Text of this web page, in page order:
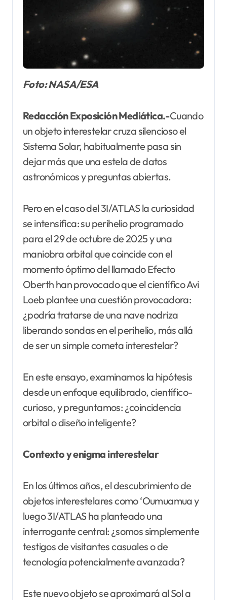
Foto: NASA/ESA
Redacción Exposición Mediática.-Cuando
un objeto interestelar cruza silencioso el
Sistema Solar, habitualmente pasa sin
dejar más que una estela de datos
astronómicos y preguntas abiertas.
Pero en el caso del 3I/ATLAS la curiosidad
se intensifica: su perihelio programado
para el 29 de octubre de 2025 y una
maniobra orbital que coincide con el
momento óptimo del llamado Efecto
Oberth han provocado que el científico Avi
Loeb plantee una cuestión provocadora:
¿podría tratarse de una nave nodriza
liberando sondas en el perihelio, más allá
de ser un simple cometa interestelar?
En este ensayo, examinamos la hipótesis
desde un enfoque equilibrado, científico-
curioso, y preguntamos: ¿coincidencia
orbital o diseño inteligente?
Contexto y enigma interestelar
En los últimos años, el descubrimiento de
objetos interestelares como ‘Oumuamua y
luego 3I/ATLAS ha planteado una
interrogante central: ¿somos simplemente
testigos de visitantes casuales o de
tecnología potencialmente avanzada?
Este nuevo objeto se aproximará al Sol a